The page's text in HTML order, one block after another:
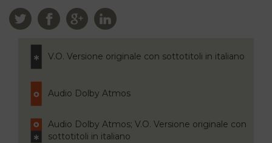
V.O. Versione originale con sottotitoli in italiano
Audio Dolby Atmos
Audio Dolby Atmos; V.O. Versione originale con
sottotitoli in italiano